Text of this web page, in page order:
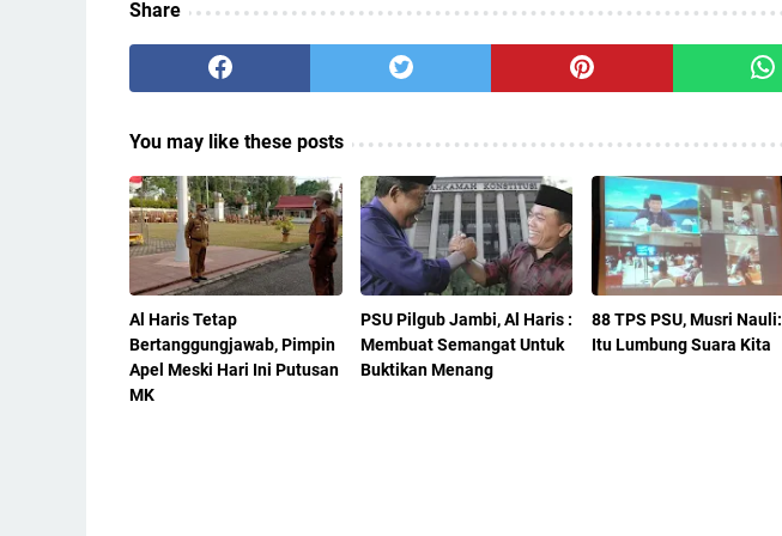
Share
You may like these posts
Al Haris Tetap
Bertanggungjawab, Pimpin
Apel Meski Hari Ini Putusan
MK
PSU Pilgub Jambi, Al Haris :
Membuat Semangat Untuk
Buktikan Menang
88 TPS PSU, Musri Nauli:
Itu Lumbung Suara Kita